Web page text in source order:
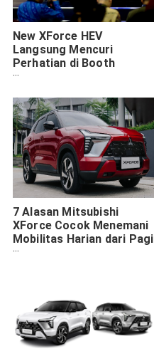
New XForce HEV
Langsung Mencuri
Perhatian di Booth
Mitsubishi GIIAS 2026
7 Alasan Mitsubishi
XForce Cocok Menemani
Mobilitas Harian dari Pagi
sampai Malam